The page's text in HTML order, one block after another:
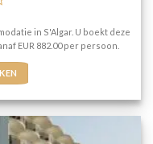
in S'Algar. U boekt deze
EUR 882.00 per persoon.